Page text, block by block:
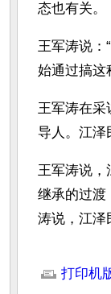
态也有关。
王军涛说：
始通过搞这
王军涛在采
导人。江泽
王军涛说，
继承的过渡
涛说，江泽
打印机